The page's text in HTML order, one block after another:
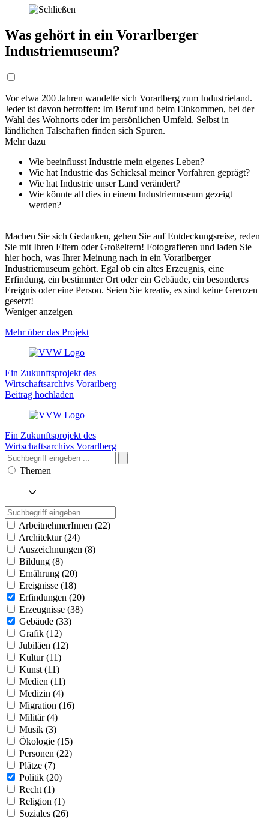
Was gehört in ein Vorarlberger
Industriemuseum?
Vor etwa 200 Jahren wandelte sich Vorarlberg zum Industrieland.
Jeder ist davon betroffen: Im Beruf und beim Einkommen, bei der
Wahl des Wohnorts oder im persönlichen Umfeld. Selbst in
ländlichen Talschaften finden sich Spuren.
Mehr dazu
Wie beeinflusst Industrie mein eigenes Leben?
Wie hat Industrie das Schicksal meiner Vorfahren geprägt?
Wie hat Industrie unser Land verändert?
Wie könnte all dies in einem Industriemuseum gezeigt
werden?
Machen Sie sich Gedanken, gehen Sie auf Entdeckungsreise, reden
Sie mit Ihren Eltern oder Großeltern! Fotografieren und laden Sie
hier hoch, was Ihrer Meinung nach in ein Vorarlberger
Industriemuseum gehört. Egal ob ein altes Erzeugnis, eine
Erfindung, ein bestimmter Ort oder ein Gebäude, ein besonderes
Ereignis oder eine Person. Seien Sie kreativ, es sind keine Grenzen
gesetzt!
Weniger anzeigen
Mehr über das Projekt
Ein Zukunftsprojekt des
Wirtschaftsarchivs Vorarlberg
Beitrag hochladen
Ein Zukunftsprojekt des
Wirtschaftsarchivs Vorarlberg
Themen
ArbeitnehmerInnen (22)
Architektur (24)
Auszeichnungen (8)
Bildung (8)
Ernährung (20)
Ereignisse (18)
Erfindungen (20)
Erzeugnisse (38)
Gebäude (33)
Grafik (12)
Jubiläen (12)
Kultur (11)
Kunst (11)
Medien (11)
Medizin (4)
Migration (16)
Militär (4)
Musik (3)
Ökologie (15)
Personen (22)
Plätze (7)
Politik (20)
Recht (1)
Religion (1)
Soziales (26)